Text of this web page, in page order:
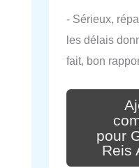
- Sérieux,
les délais
fait, bon
pour
Reis